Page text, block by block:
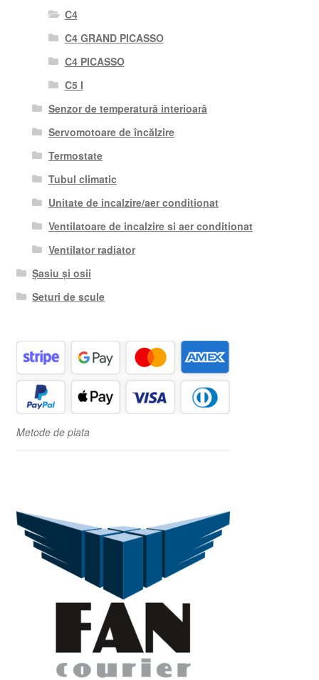
C4
C4 GRAND PICASSO
C4 PICASSO
C5 I
Senzor de temperatură interioară
Servomotoare de încălzire
Termostate
Tubul climatic
Unitate de incalzire/aer conditionat
Ventilatoare de incalzire si aer conditionat
Ventilator radiator
Șasiu și osii
Seturi de scule
Metode de plata